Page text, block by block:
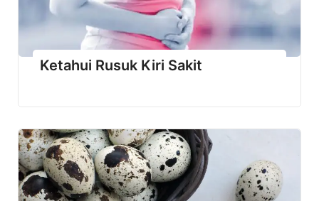
Ketahui Rusuk Kiri Sakit